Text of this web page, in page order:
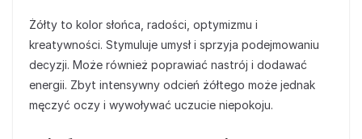
Żółty to kolor słońca, radości, optymizmu i
kreatywności. Stymuluje umysł i sprzyja podejmowaniu
decyzji. Może również poprawiać nastrój i dodawać
energii. Zbyt intensywny odcień żółtego może jednak
męczyć oczy i wywoływać uczucie niepokoju.